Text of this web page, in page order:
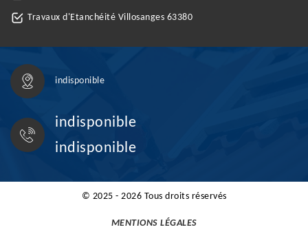
Travaux d'Etanchéité Villosanges 63380
indisponible
indisponible
indisponible
© 2025 - 2026 Tous droits réservés
MENTIONS LÉGALES